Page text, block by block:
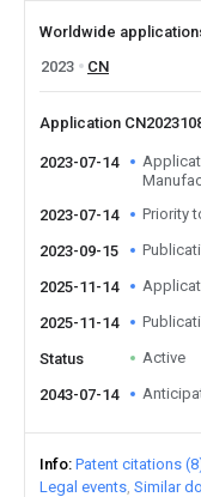
Worldwide
2023
CN
Application
2023-07-14
2023-07-14
Priority
2023-09-15
2025-11-14
2025-11-14
Status Active
2043-07-14
Info Patent citations
Legal events Similar